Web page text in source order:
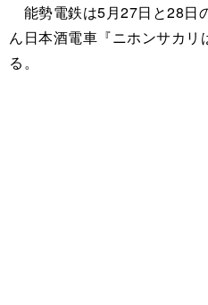
能勢電鉄は5月27日と28日
ん日本酒電車『ニホンサカリ
る。